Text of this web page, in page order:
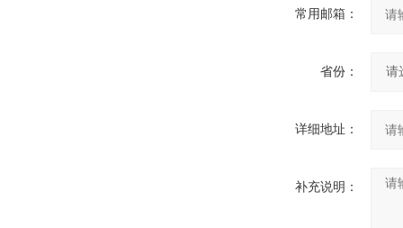
常用邮箱：
省份：
详细地址：
补充说明：